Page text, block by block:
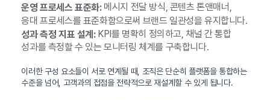
운영 프로세스 표준화:메시지 전달 방식, 콘텐츠 톤앤매너,
응대 프로세스를 표준화함으로써 브랜드 일관성을 유지합니다.
성과 측정 지표 설계:KPI를 명확히 정의하고, 채널 간 통합
성과를 측정할 수 있는 모니터링 체계를 구축합니다.
이러한 구성 요소들이 서로 연계될 때, 조직은 단순히 플랫폼을 통합하는
수준을 넘어, 고객과의 접점을 전략적으로 재설계할 수 있게 됩니다.